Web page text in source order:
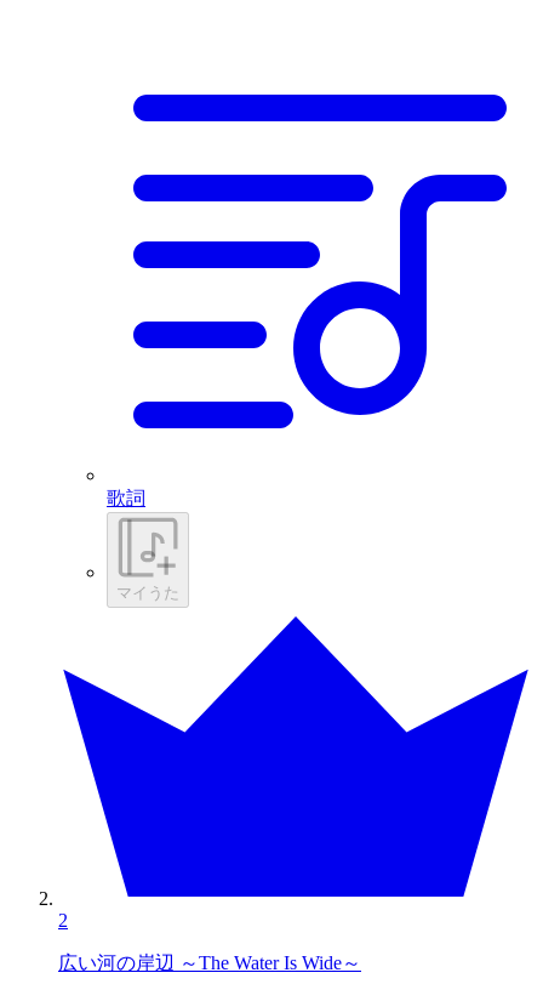
歌詞
マイうた
2
広い河の岸辺 ～The Water Is Wide～